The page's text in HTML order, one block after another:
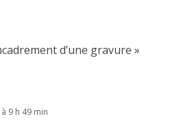
d’une gravure »
9 h 49 min